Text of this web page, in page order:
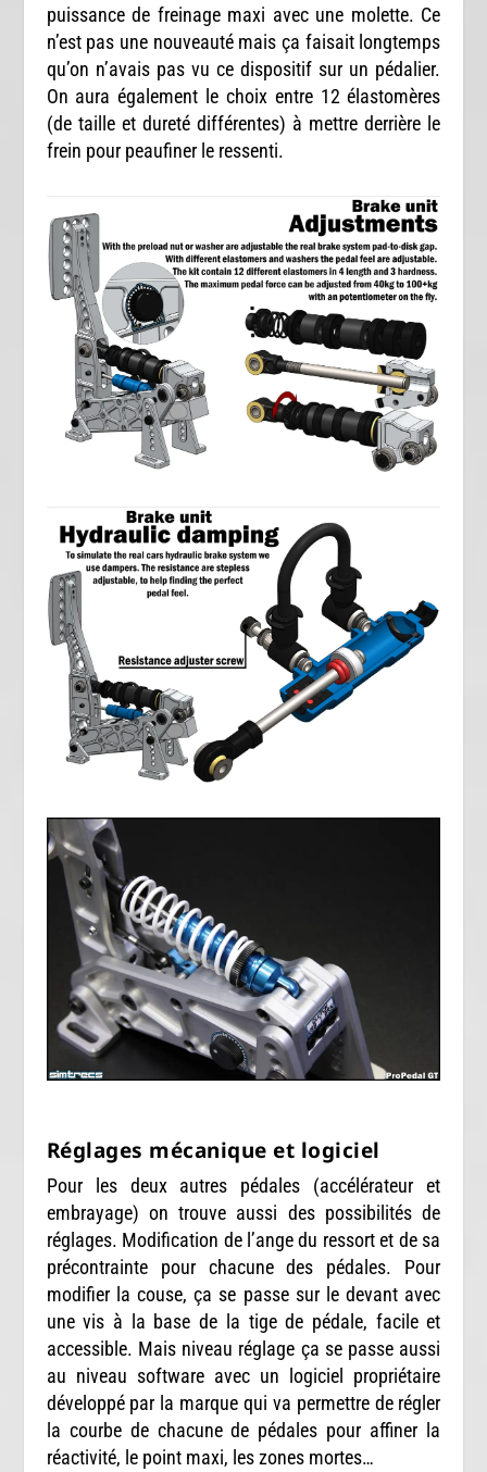
puissance de freinage maxi avec une molette. Ce
n’est pas une nouveauté mais ça faisait longtemps
qu’on n’avais pas vu ce dispositif sur un pédalier.
On aura également le choix entre 12 élastomères
(de taille et dureté différentes) à mettre derrière le
frein pour peaufiner le ressenti.
Réglages mécanique et logiciel
Pour les deux autres pédales (accélérateur et
embrayage) on trouve aussi des possibilités de
réglages. Modification de l’ange du ressort et de sa
précontrainte pour chacune des pédales. Pour
modifier la couse, ça se passe sur le devant avec
une vis à la base de la tige de pédale, facile et
accessible. Mais niveau réglage ça se passe aussi
au niveau software avec un logiciel propriétaire
développé par la marque qui va permettre de régler
la courbe de chacune de pédales pour affiner la
réactivité, le point maxi, les zones mortes…